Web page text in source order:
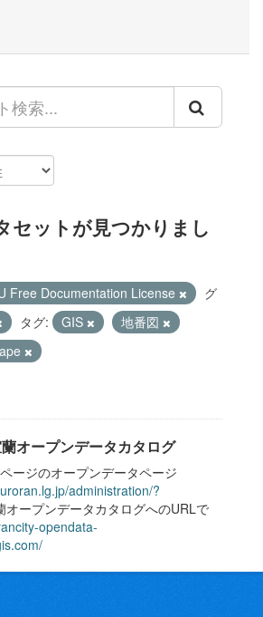
セットが見つかりまし
Free Documentation License
グ
タグ: GIS
地番図
蘭オープンデータカタログ
ージのオープンデータページ
administration/?
オープンデータカタログへのURLで
opendata-